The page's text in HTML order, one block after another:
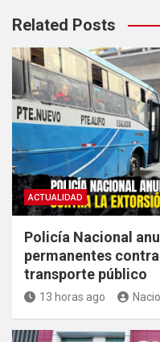
Related Posts
ACTUALIDAD
Policía Nacional
permanentes
transporte público
13 horas ago